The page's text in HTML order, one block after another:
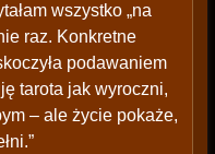
wszystko „na
raz. Konkretne
podawaniem
tarota jak wyroczni,
– ale życie pokaże,